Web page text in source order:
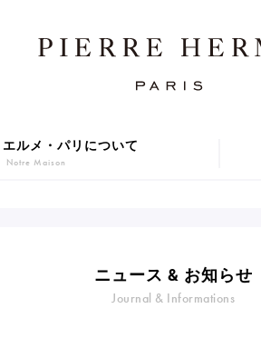
ニュース & お知らせ
Journal & Informations
ルメ・パリについて
Notre Maison
アイ